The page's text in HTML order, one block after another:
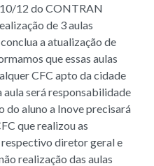
12 do CONTRAN
de 3 aulas
a atualização de
que essas aulas
CFC apto da cidade
será responsabilidade
do aluno a Inove precisará
que realizou as
diretor geral e
realização das aulas